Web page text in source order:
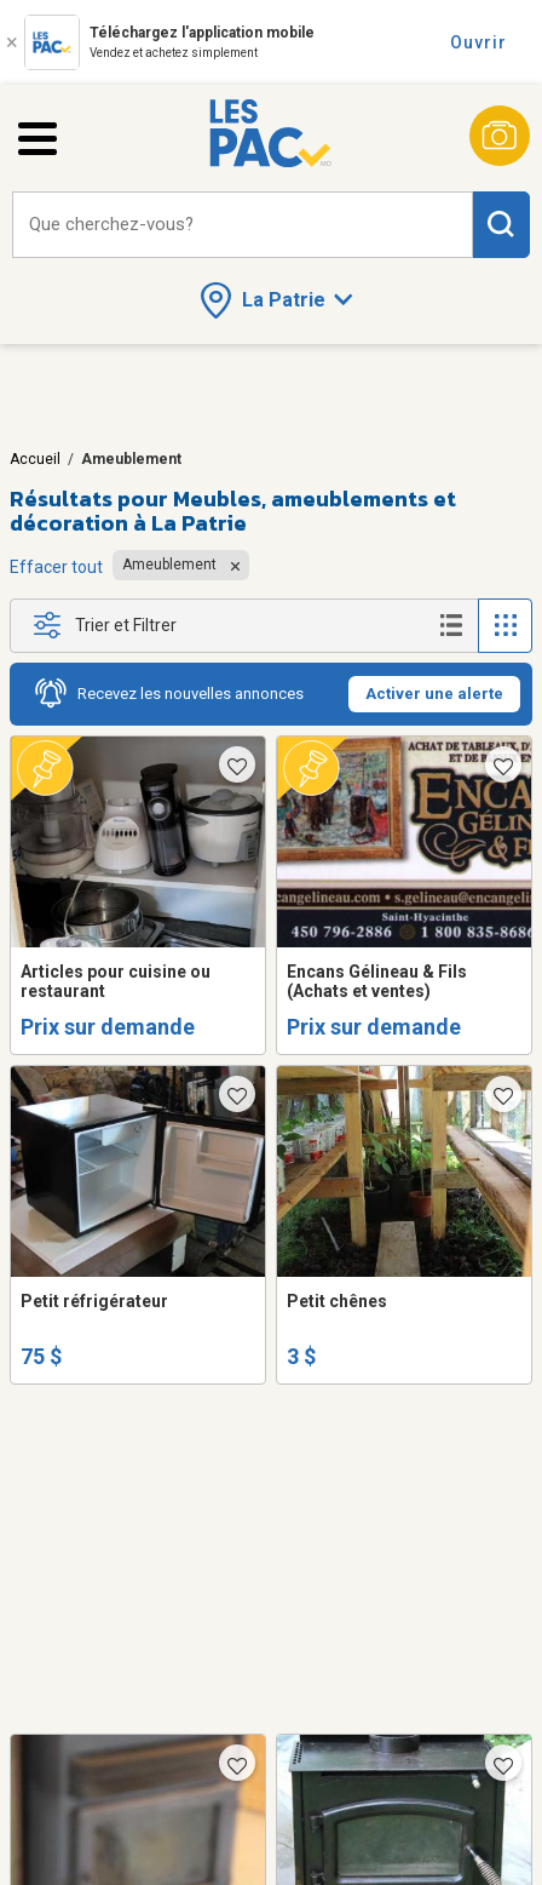
Téléchargez l'application mobile
Vendez et achetez simplement
Ouvrir
La Patrie
Que cherchez-vous?
Accueil / Ameublement
Résultats pour Meubles, ameublements et
décoration à La Patrie
Effacer tout Ameublement
Trier et Filtrer
Recevez les nouvelles annonces Activer une alerte
Articles pour cuisine ou
restaurant
Prix sur demande
Encans Gélineau & Fils
(Achats et ventes)
Prix sur demande
Petit réfrigérateur
75 $
Petit chênes
3 $